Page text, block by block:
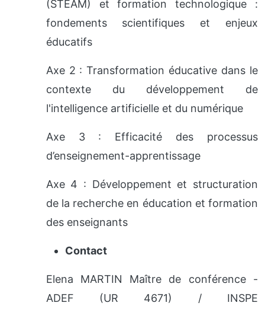
(STEAM) et formation technologique :
fondements scientifiques et enjeux
éducatifs
Axe 2 : Transformation éducative dans le
contexte du développement de
l'intelligence artificielle et du numérique
Axe 3 : Efficacité des processus
d’enseignement-apprentissage
Axe 4 : Développement et structuration
de la recherche en éducation et formation
des enseignants
Contact
Elena MARTIN
Maître de conférence -
ADEF (UR 4671) / INSPE